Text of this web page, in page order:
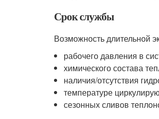
Срок службы
Возможность длительной
рабочего давления в
химического состава
наличия/отсутствия
температуре
сезонных сливов